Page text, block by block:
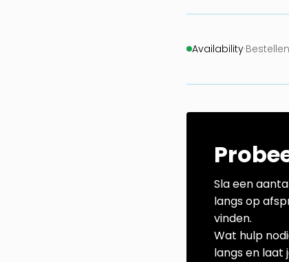
Availability·
Sla een
langs op
vinden.
Wat hulp
langs en laat